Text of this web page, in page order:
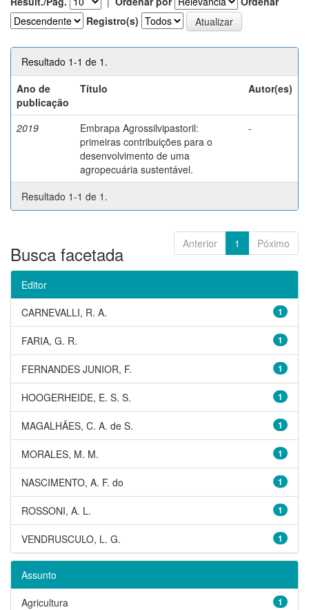
Registro(s)
Resultado 1-1 de 1.
Ano de
publicação
Título Autor(es)
2019
Embrapa Agrossilvipastoril:
primeiras contribuições para o
desenvolvimento de uma
agropecuária sustentável.
-
Resultado 1-1 de 1.
Anterior 1 Póximo
Busca facetada
Editor
1
CARNEVALLI, R. A.
1
FARIA, G. R.
1
FERNANDES JUNIOR, F.
1
HOOGERHEIDE, E. S. S.
1
MAGALHÃES, C. A. de S.
1
MORALES, M. M.
1
NASCIMENTO, A. F. do
1
ROSSONI, A. L.
1
VENDRUSCULO, L. G.
Assunto
1
Agricultura